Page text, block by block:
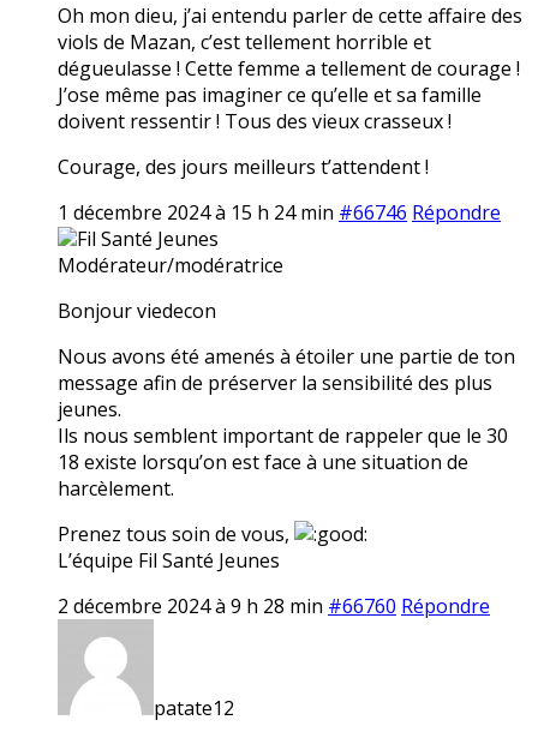
Oh mon dieu, j’ai entendu parler de cette affaire des
viols de Mazan, c’est tellement horrible et
dégueulasse ! Cette femme a tellement de courage !
J’ose même pas imaginer ce qu’elle et sa famille
doivent ressentir ! Tous des vieux crasseux !
Courage, des jours meilleurs t’attendent !
1 décembre 2024 à 15 h 24 min #66746 Répondre
Fil Santé Jeunes
Modérateur/modératrice
Bonjour viedecon
Nous avons été amenés à étoiler une partie de ton
message afin de préserver la sensibilité des plus
jeunes.
Ils nous semblent important de rappeler que le 30
18 existe lorsqu’on est face à une situation de
harcèlement.
Prenez tous soin de vous,
L’équipe Fil Santé Jeunes
2 décembre 2024 à 9 h 28 min #66760 Répondre
patate12